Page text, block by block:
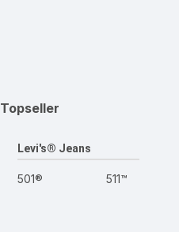
Topseller
Levi's® Jeans
501® 511™